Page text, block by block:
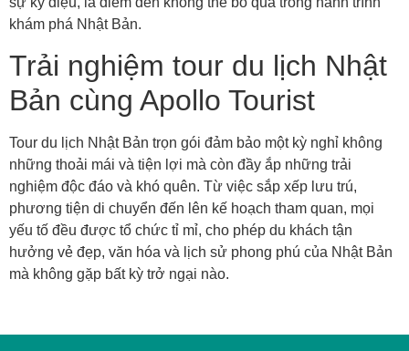
khám phá Nhật Bản.
Trải nghiệm tour du lịch Nhật
Bản cùng Apollo Tourist
Tour du lịch Nhật Bản trọn gói đảm bảo một kỳ nghỉ không
những thoải mái và tiện lợi mà còn đầy ắp những trải
nghiệm độc đáo và khó quên. Từ việc sắp xếp lưu trú,
phương tiện di chuyển đến lên kế hoạch tham quan, mọi
yếu tố đều được tổ chức tỉ mỉ, cho phép du khách tận
hưởng vẻ đẹp, văn hóa và lịch sử phong phú của Nhật Bản
mà không gặp bất kỳ trở ngại nào.